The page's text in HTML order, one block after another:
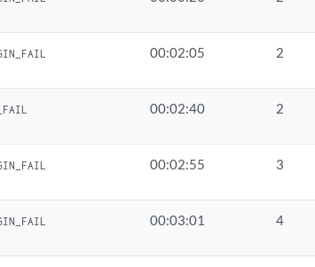
00:02:05 2
00:02:40 2
00:02:55 3
00:03:01 4